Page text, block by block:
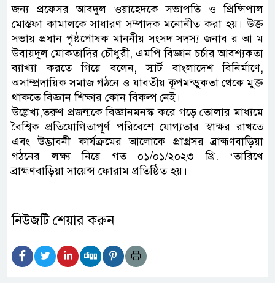
জন্য প্রফেসর আবদুল ওয়াহেদকে সভাপতি ও প্রিন্সিপাল
মোস্তফা কামালকে সাধারণ সম্পাদক মনোনীত করা হয়। উক্ত
সভায় প্রধান পৃষ্ঠপোষক মাননীয় সংসদ সদস্য জনাব র আ ম
উবায়দুল মোকতাদির চৌধুরী, এমপি বিজ্ঞান চর্চার আবশ্যকতা
ব্যাখ্যা করতে গিয়ে বলেন, স্মার্ট বাংলাদেশ বিনির্মাণে,
অসাম্প্রদায়িক সমাজ গঠনে ও যাবতীয় কূপমন্ডুকতা থেকে মুক্ত
থাকতে বিজ্ঞান শিক্ষার কোন বিকল্প নেই।
উল্লেখ্য,তরুণ প্রজন্মকে বিজ্ঞানমনস্ক করে গড়ে তোলার মাধ্যমে
বৈশ্বিক প্রতিযোগিতাপূর্ণ পরিবেশে যোগ্যতার স্বাক্ষর রাখতে
এবং উদ্ভাবনী কার্যক্রমের আলোকে প্রাগ্রসর ব্রাহ্মণবাড়িয়া
গঠনের লক্ষ্য নিয়ে গত ০১/০১/২০২৩ খ্রি. ‘তারিখে
ব্রাহ্মণবাড়িয়া সায়েন্স ফোরাম প্রতিষ্ঠিত হয়।
নিউজটি শেয়ার করুন